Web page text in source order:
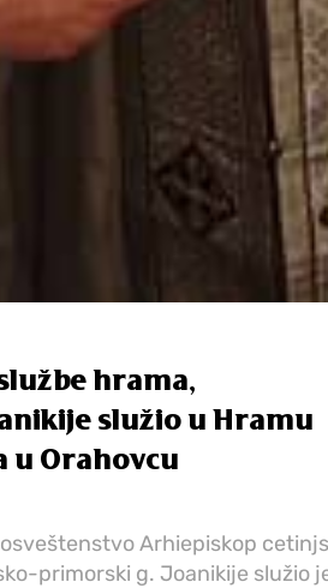
hrama,
služio u Hramu
u Orahovcu
Arhiepiskop
primorski g. Joanikije služio